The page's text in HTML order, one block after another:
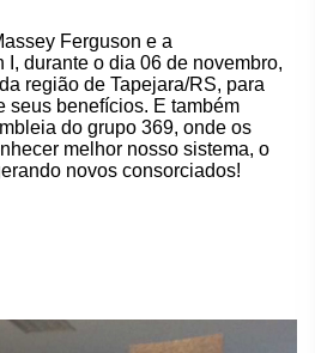
Ferguson e a
durante o dia 06 de novembro,
região de Tapejara/RS, para
seus benefícios. E também
do grupo 369, onde os
melhor nosso sistema, o
novos consorciados!